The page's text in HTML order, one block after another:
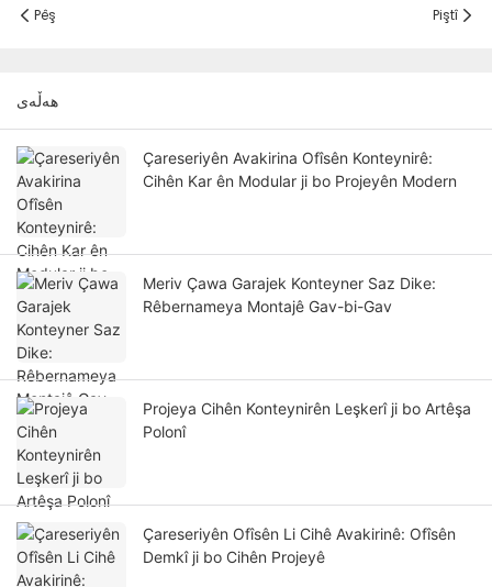
Pêş Piştî
هەڵەی
Çareseriyên Avakirina Ofîsên Konteynirê:
Cihên Kar ên Modular ji bo Projeyên Modern
Meriv Çawa Garajek Konteyner Saz Dike:
Rêbernameya Montajê Gav-bi-Gav
Projeya Cihên Konteynirên Leşkerî ji bo Artêşa
Polonî
Çareseriyên Ofîsên Li Cihê Avakirinê: Ofîsên
Demkî ji bo Cihên Projeyê